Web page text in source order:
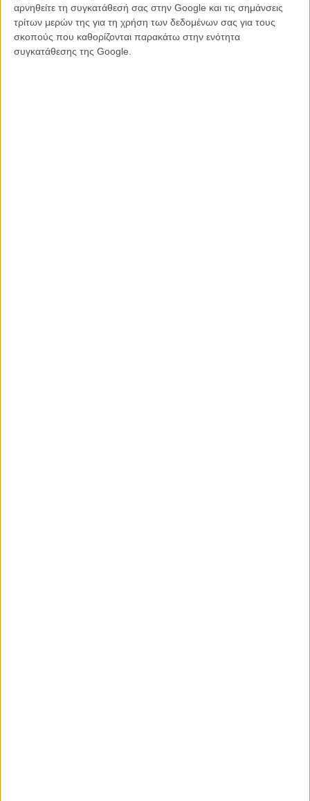
αρνηθείτε τη συγκατάθεσή σας στην Google και τις σημάνσεις
τρίτων μερών της για τη χρήση των δεδομένων σας για τους
σκοπούς που καθορίζονται παρακάτω στην ενότητα
συγκατάθεσης της Google.
τέλεια με την σωματική κωμωδία και εντυπωσιάζουν με ένα
εξαιρετικά σκηνοθετημένο μονοπλάνο που διαδραματίζεται στο
σπίτι ενός αρχιμαφιόζου και έχει στο επίκεντρό του ένα Φαμπερζέ
αυγό.